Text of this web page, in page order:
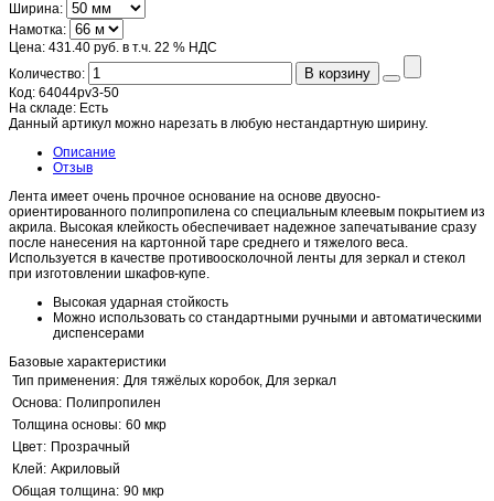
Ширина:
Намотка:
Цена: 431.40 руб. в т.ч. 22 % НДС
Количество:
В корзину
Код: 64044pv3-50
На складе: Есть
Данный артикул можно нарезать в любую нестандартную ширину.
Описание
Отзыв
Лента имеет очень прочное основание на основе двуосно-
ориентированного полипропилена со специальным клеевым покрытием из
акрила. Высокая клейкость обеспечивает надежное запечатывание сразу
после нанесения на картонной таре среднего и тяжелого веса.
Используется в качестве противоосколочной ленты для зеркал и стекол
при изготовлении шкафов-купе.
Высокая ударная стойкость
Можно использовать со стандартными ручными и автоматическими
диспенсерами
Базовые характеристики
Тип применения: Для тяжёлых коробок, Для зеркал
Основа: Полипропилен
Толщина основы: 60 мкр
Цвет: Прозрачный
Клей: Акриловый
Общая толщина: 90 мкр